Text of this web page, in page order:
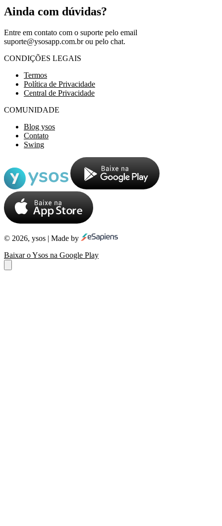
Ainda com dúvidas?
Entre em contato com o suporte pelo email
suporte@ysosapp.com.brou pelo chat.
CONDIÇÕES LEGAIS
Termos
Política de Privacidade
Central de Privacidade
COMUNIDADE
Blog ysos
Contato
Swing
© 2026, ysos | Made by
Baixar o Ysos na Google Play